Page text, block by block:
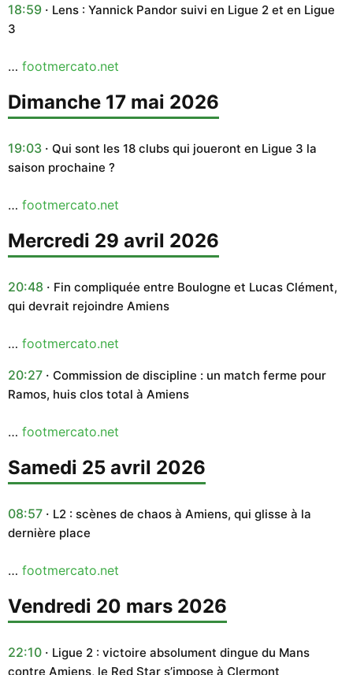
18:59
Lens : Yannick Pandor suivi en Ligue 2 et en Ligue
3
… footmercato.net
dimanche 17 mai 2026
19:03
Qui sont les 18 clubs qui joueront en Ligue 3 la
saison prochaine ?
… footmercato.net
mercredi 29 avril 2026
20:48
Fin compliquée entre Boulogne et Lucas Clément,
qui devrait rejoindre Amiens
… footmercato.net
20:27
Commission de discipline : un match ferme pour
Ramos, huis clos total à Amiens
… footmercato.net
samedi 25 avril 2026
08:57
L2 : scènes de chaos à Amiens, qui glisse à la
dernière place
… footmercato.net
vendredi 20 mars 2026
22:10
Ligue 2 : victoire absolument dingue du Mans
contre Amiens, le Red Star s’impose à Clermont